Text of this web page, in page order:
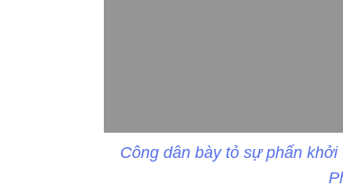
Công dân bày tỏ sự phấn